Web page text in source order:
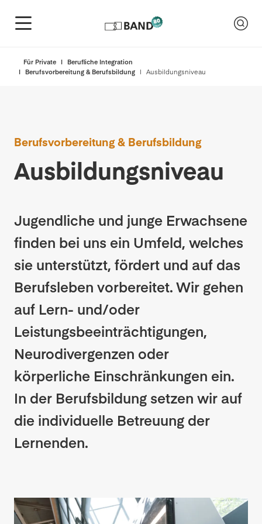
Für Private
Berufliche Integration
Berufsvorbereitung & Berufsbildung
Ausbildungsniveau
Berufsvorbereitung & Berufsbildung
Ausbildungsniveau
Jugendliche und junge Erwachsene
finden bei uns ein Umfeld, welches
sie unterstützt, fördert und auf das
Berufsleben vorbereitet. Wir gehen
auf Lern- und/oder
Leistungsbeeinträchtigungen,
Neurodivergenzen oder
körperliche Einschränkungen ein.
In der Berufsbildung setzen wir auf
die individuelle Betreuung der
Lernenden.